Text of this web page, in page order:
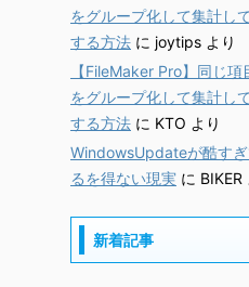
をグループ化して集計し
する方法 に joytips より
【FileMaker Pro】同じ項
をグループ化して集計し
する方法 に KTO より
WindowsUpdateが酷す
るを得ない現実 に BIKER
新着記事